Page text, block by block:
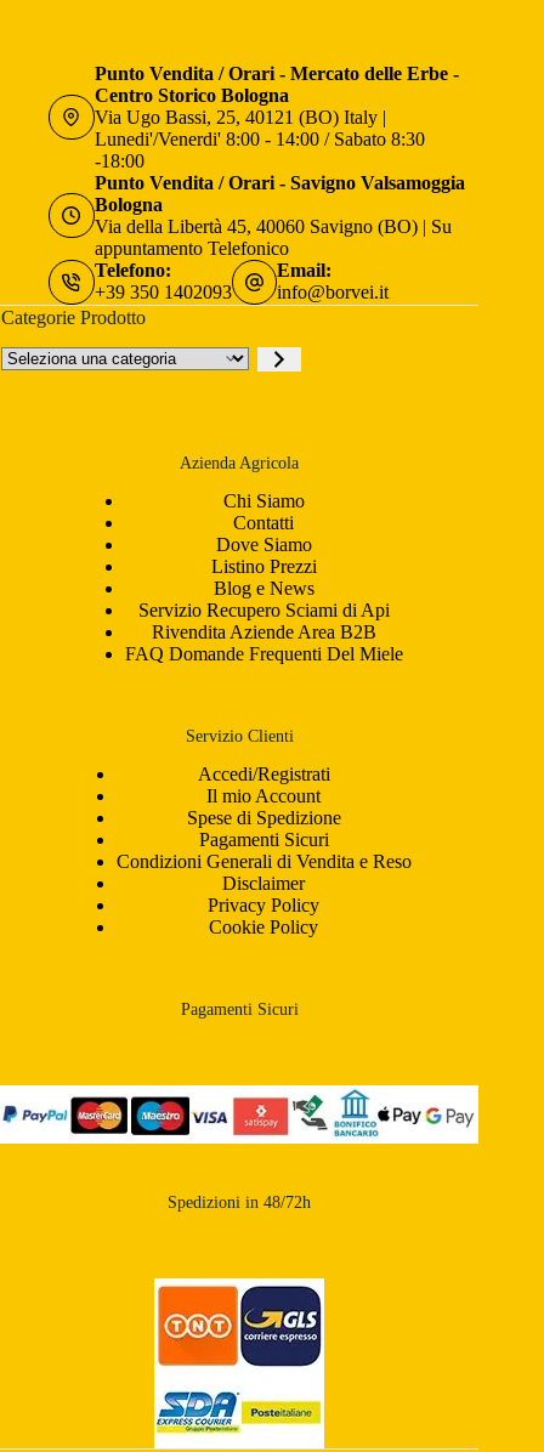
Punto Vendita / Orari - Mercato delle Erbe -
Centro Storico Bologna
Via Ugo Bassi, 25, 40121 (BO) Italy |
Lunedi'/Venerdi' 8:00 - 14:00 / Sabato 8:30
-18:00
Punto Vendita / Orari - Savigno Valsamoggia
Bologna
Via della Libertà 45, 40060 Savigno (BO) | Su
appuntamento Telefonico
Telefono:
+39 350 1402093
Email:
info@borvei.it
Categorie Prodotto
Seleziona
una
Azienda Agricola
Chi Siamo
Contatti
Dove Siamo
Listino Prezzi
Blog e News
Servizio Recupero Sciami di Api
Rivendita Aziende Area B2B
FAQ Domande Frequenti Del Miele
Servizio Clienti
Accedi/Registrati
Il mio Account
Spese di Spedizione
Pagamenti Sicuri
Condizioni Generali di Vendita e Reso
Disclaimer
Privacy Policy
Cookie Policy
Pagamenti Sicuri
Spedizioni in 48/72h